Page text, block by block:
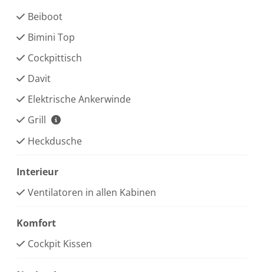
Beiboot
Bimini Top
Cockpittisch
Davit
Elektrische Ankerwinde
Grill
Heckdusche
Interieur
Ventilatoren in allen Kabinen
Komfort
Cockpit Kissen